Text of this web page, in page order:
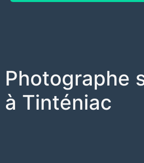
Photographe
à Tinténiac